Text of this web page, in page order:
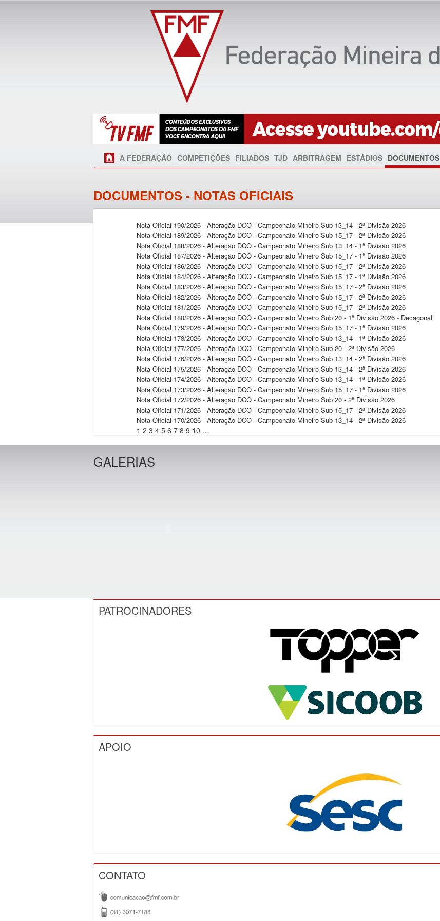
A FEDERAÇÃO COMPETIÇÕES FILIADOS TJD ARBITRAGEM ESTÁDIOS DOCUMENTOS
DOCUMENTOS - NOTAS OFICIAIS
Nota Oficial 190/2026 - Alteração DCO - Campeonato Mineiro Sub 13_14 - 2ª Divisão 2026
Nota Oficial 189/2026 - Alteração DCO - Campeonato Mineiro Sub 15_17 - 2ª Divisão 2026
Nota Oficial 188/2026 - Alteração DCO - Campeonato Mineiro Sub 13_14 - 1ª Divisão 2026
Nota Oficial 187/2026 - Alteração DCO - Campeonato Mineiro Sub 15_17 - 1ª Divisão 2026
Nota Oficial 186/2026 - Alteração DCO - Campeonato Mineiro Sub 15_17 - 2ª Divisão 2026
Nota Oficial 184/2026 - Alteração DCO - Campeonato Mineiro Sub 15_17 - 1ª Divisão 2026
Nota Oficial 183/2026 - Alteração DCO - Campeonato Mineiro Sub 15_17 - 2ª Divisão 2026
Nota Oficial 182/2026 - Alteração DCO - Campeonato Mineiro Sub 15_17 - 2ª Divisão 2026
Nota Oficial 181/2026 - Alteração DCO - Campeonato Mineiro Sub 15_17 - 2ª Divisão 2026
Nota Oficial 180/2026 - Alteração DCO - Campeonato Mineiro Sub 20 - 1ª Divisão 2026 - Decagonal
Nota Oficial 179/2026 - Alteração DCO - Campeonato Mineiro Sub 15_17 - 1ª Divisão 2026
Nota Oficial 178/2026 - Alteração DCO - Campeonato Mineiro Sub 13_14 - 1ª Divisão 2026
Nota Oficial 177/2026 - Alteração DCO - Campeonato Mineiro Sub 20 - 2ª Divisão 2026
Nota Oficial 176/2026 - Alteração DCO - Campeonato Mineiro Sub 13_14 - 2ª Divisão 2026
Nota Oficial 175/2026 - Alteração DCO - Campeonato Mineiro Sub 13_14 - 2ª Divisão 2026
Nota Oficial 174/2026 - Alteração DCO - Campeonato Mineiro Sub 13_14 - 1ª Divisão 2026
Nota Oficial 173/2026 - Alteração DCO - Campeonato Mineiro Sub 15_17 - 1ª Divisão 2026
Nota Oficial 172/2026 - Alteração DCO - Campeonato Mineiro Sub 20 - 2ª Divisão 2026
Nota Oficial 171/2026 - Alteração DCO - Campeonato Mineiro Sub 15_17 - 2ª Divisão 2026
Nota Oficial 170/2026 - Alteração DCO - Campeonato Mineiro Sub 13_14 - 2ª Divisão 2026
1 2 3 4 5 6 7 8 9 10 ...
GALERIAS
PATROCINADORES
APOIO
CONTATO